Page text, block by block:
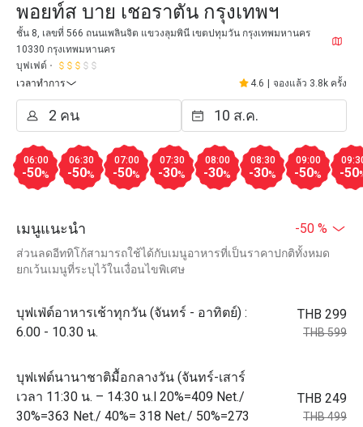
พอยท์ส บาย เชอราตัน กรุงเทพฯ
ชั้น 8, เลขที่ 566 ถนนเพลินจิต แขวงลุมพินี เขตปทุมวัน กรุงเทพมหานคร
10330 กรุงเทพมหานคร
บุฟเฟต์
เวลาทำการ
4.6 จองแล้ว 3.8k ครั้ง
06:00
-50%
06:30
-50%
07:00
-50%
07:30
-30%
08:00
-30%
08:30
-30%
09:00
-50% -50
เมนูแนะนำ -50 %
ส่วนลดอีททิโก้สามารถใช้ได้กับเมนูอาหารที่เป็นราคาปกติทั้งหมด
ยกเว้นเมนูที่ระบุไว้ในเงื่อนไขพิเศษ
บุฟเฟ่ต์อาหารเช้าทุกวัน (จันทร์ - อาทิตย์) :
6.00 - 10.30 น.
THB 299
THB 599
บุฟเฟต์นานาชาติมื้อกลางวัน (จันทร์-เสาร์
เวลา 11:30 น. – 14:30 น.l 20%=409 Net./
30%=363 Net./ 40%= 318 Net./ 50%=273
THB 249
THB 499